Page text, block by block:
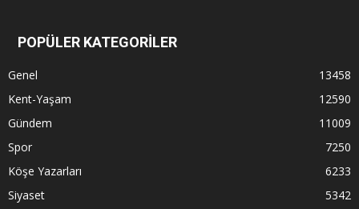
POPÜLER KATEGORİLER
Genel
13458
Kent-Yaşam
12590
Gündem
11009
Spor
7250
Köşe Yazarları
6233
Siyaset
5342